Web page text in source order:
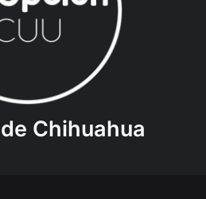
Chihuahua